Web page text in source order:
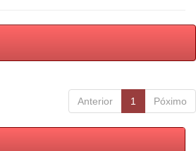
Anterior 1 Póximo